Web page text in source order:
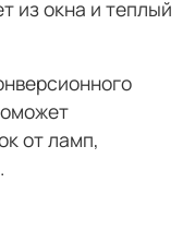
из окна и теплый
от ламп,